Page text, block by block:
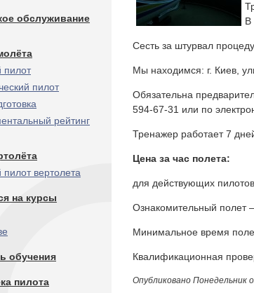
В
Сесть за штурвал
Мы находимся: г. Киев,
Обязательна
594-67-31 или по
Тренажер работает 7
Цена за час полета:
для действующих
Ознакомительный полет
Минимальное время
Квалификационная
Опубликовано Понедельник
обслуживание
пилот
пилот
рейтинг
пилот вертолета
на курсы
обучения
пилота